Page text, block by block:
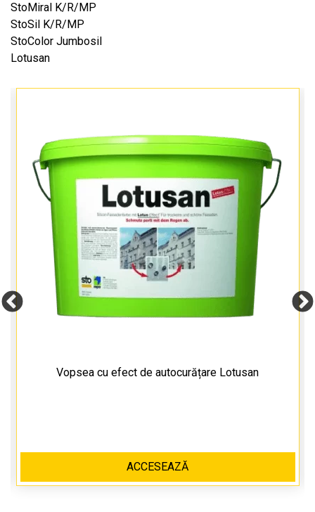
StoMiral K/R/MP
StoSil K/R/MP
StoColor Jumbosil
Lotusan
Vopsea cu efect de autocurățare Lotusan
ACCESEAZĂ